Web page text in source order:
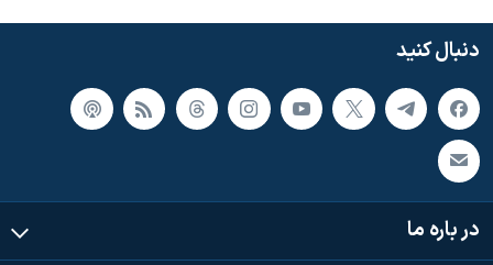
دنبال کنید
در باره ما